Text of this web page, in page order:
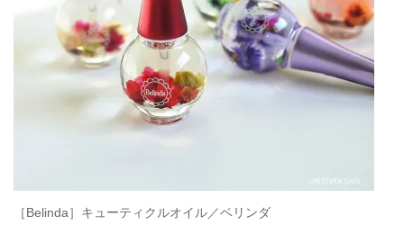
［Belinda］キューティクルオイル／ベリンダ